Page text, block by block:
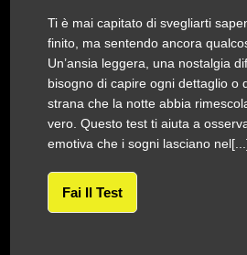
Ti è mai capitato di svegliarti
finito, ma sentendo ancora
Un’ansia leggera, una nostalgia
bisogno di capire ogni dettaglio o
strana che la notte abbia
vero. Questo test ti aiuta a
emotiva che i sogni lasciano
Fai Il Test